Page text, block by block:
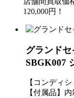
120,000円！
グランド
SBGK007
【コンディ
【付属品】